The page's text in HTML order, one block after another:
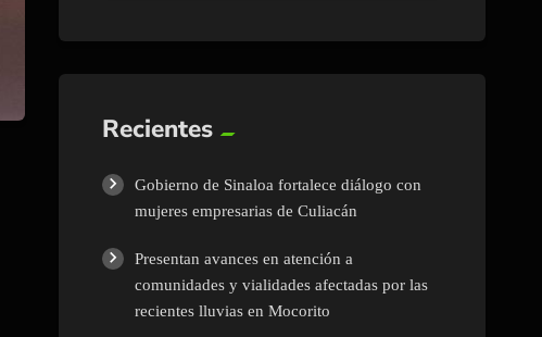
Recientes
Gobierno de Sinaloa fortalece diálogo con
mujeres empresarias de Culiacán
Presentan avances en atención a
comunidades y vialidades afectadas por las
recientes lluvias en Mocorito